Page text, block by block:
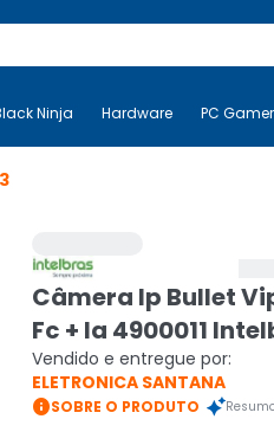
Black Ninja Hardware
Ninja Hardware PC Gamer
Câmera Ip Bullet
Fc + Ia 4900011
Vendido e entregue por:
ELETRONICA SANTANA
SOBRE O PRODUTO